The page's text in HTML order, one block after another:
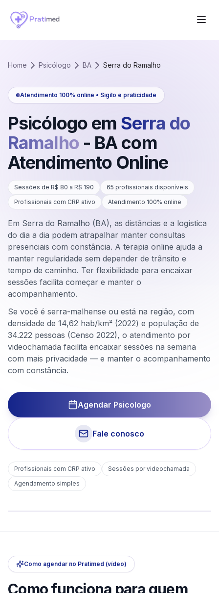
Home Psicólogo BA Serra do Ramalho
Atendimento 100% online • Sigilo e praticidade
Psicólogo em Serra do
Ramalho - BAcom
Atendimento Online
Sessões de R$ 80 a R$ 190 65 profissionais disponíveis
Profissionais com CRP ativo
Atendimento 100% online
Em Serra do Ramalho (BA), as distâncias e a logística
do dia a dia podem atrapalhar manter consultas
presenciais com constância. A terapia online ajuda a
manter regularidade sem depender de trânsito e
tempo de caminho. Ter flexibilidade para encaixar
sessões facilita começar e manter o
acompanhamento.
Se você é serra-malhense ou está na região, com
densidade de 14,62 hab/km² (2022) e população de
34.222 pessoas (Censo 2022), o atendimento por
videochamada facilita encaixar sessões na semana
com mais privacidade — e manter o acompanhamento
com constância.
Agendar Psicologo
Fale conosco
Profissionais com CRP ativo
Sessões por videochamada
Agendamento simples
Como agendar no Pratimed (vídeo)
Como funciona para quem